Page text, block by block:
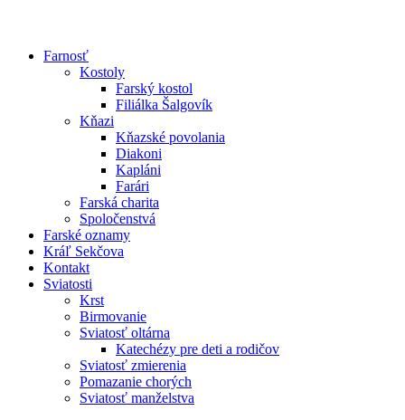
Farnosť
Kostoly
Farský kostol
Filiálka Šalgovík
Kňazi
Kňazské povolania
Diakoni
Kapláni
Farári
Farská charita
Spoločenstvá
Farské oznamy
Kráľ Sekčova
Kontakt
Sviatosti
Krst
Birmovanie
Sviatosť oltárna
Katechézy pre deti a rodičov
Sviatosť zmierenia
Pomazanie chorých
Sviatosť manželstva